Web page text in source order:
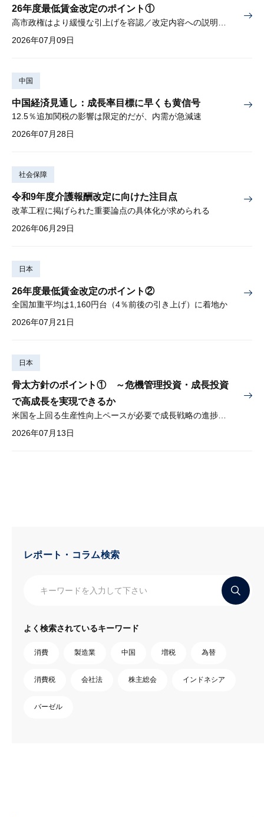
26年度最低賃金改定のポイント①
2026年07月09日
中国
中国経済見通し：成長率目標に早くも黄信号
12.5％追加関税の影響は限定的だが、内需が急減速
2026年07月28日
社会保障
令和9年度介護報酬改定に向けた注目点
改革工程に掲げられた重要論点の具体化が求められる
2026年06月29日
日本
26年度最低賃金改定のポイント②
全国加重平均は1,160円台（4％前後の引き上げ）に着地か
2026年07月21日
日本
骨太方針のポイント① ～危機管理投資・成長投資
で高成長を実現できるか
2026年07月13日
レポート・コラム検索
よく検索されているキーワード
消費 製造業 中国 増税 為替
消費税 会社法 株主総会 インドネシア
バーゼル